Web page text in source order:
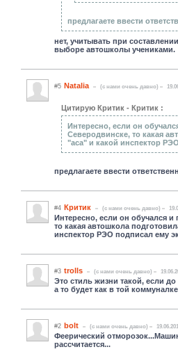
предлагаете ввести
нет, учитывать при
выборе автошколы учениками.
#5 Natalia (c нами очень давно)
Цитирую Критик - Критик :
Интересно, если он
Северодвинске, то какая
"аса" и какой инспектор
предлагаете ввести
#4 Критик (c нами очень давно)
Интересно, если он обучался
то какая автошкола
инспектор РЭО подписал ему
#3 trolls (c нами очень давно)
Это стиль жизни такой, если
а то будет как в той
#2 bolt (c нами очень давно)
Феерический
рассчитается...